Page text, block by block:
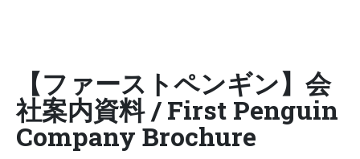
【ファーストペンギン】会
社案内資料 / First Penguin
Company Brochure